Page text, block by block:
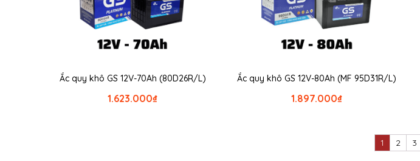
Ắc quy khô GS 12V-70Ah (80D26R/L)
₫
1.623.000
Ắc quy khô GS 12V-80Ah (MF 95D31R/L)
₫
1.897.000
1 2 3